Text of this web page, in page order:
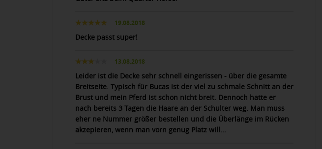
19.08.2018
Decke passt super!
13.08.2018
Leider ist die Decke sehr schnell eingerissen - über die gesamte
Breitseite. Typisch für Bucas ist der viel zu schmale Schnitt an der
Brust und mein Pferd ist schon nicht breit. Dennoch hatte er
nach bereits 3 Tagen die Haare an der Schulter weg. Man muss
eher ne Nummer größer bestellen und die Überlänge im Rücken
akzepieren, wenn man vorn genug Platz will...